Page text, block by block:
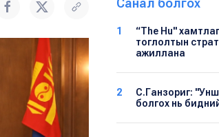
Санал болгох
1
“The Hu"
тоглолтын
ажиллана
2
С.Ганзориг:
болгох нь